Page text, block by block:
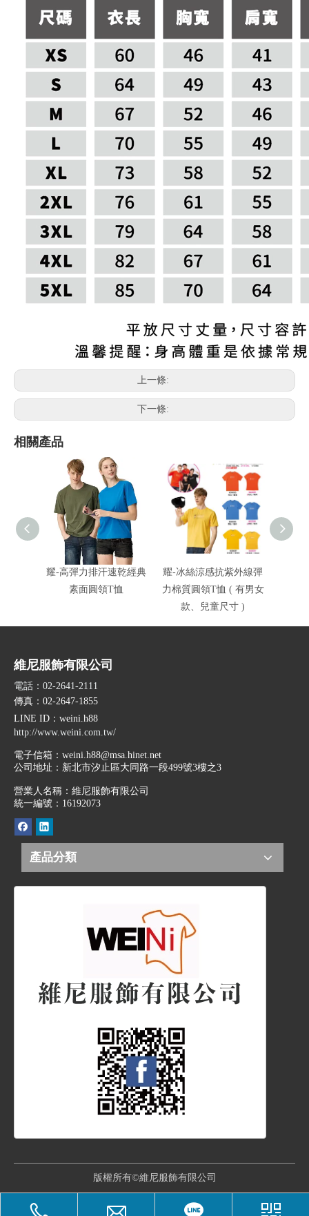
上一條:
下一條:
相關產品
耀-高彈力排汗速乾經典
素面圓領T恤
耀-冰絲涼感抗紫外線彈
力棉質圓領T恤 ( 有男女
款、兒童尺寸 )
維尼服飾有限公司
電話：02-2641-2111
傳真：02-2647-1855
LINE ID ：weini.h88
http://www.weini.com.tw/
電子信箱： weini.h88@msa.hinet.net
公司地址： 新北市汐止區大同路一段499號3樓之3
營業人名稱：維尼服飾有限公司
統一編號：16192073
產品分類
版權所有©維尼服飾有限公司